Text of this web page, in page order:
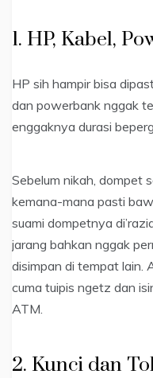
1. HP, Kabel,
HP sih hampir bisa
dan powerbank nggak
enggaknya durasi
Sebelum nikah, dompet
kemana-mana pasti
suami dompetnya
jarang bahkan nggak
disimpan di tempat lain.
cuma tuipis ngetz dan
ATM.
2. Kunci dan